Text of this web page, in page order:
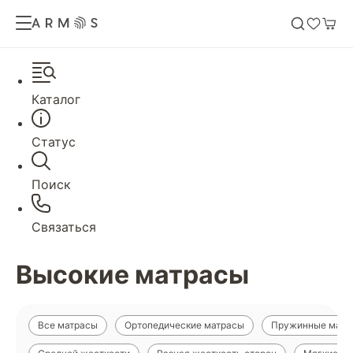
Каталог
Статус
Поиск
Связаться
Высокие матрасы
Все матрасы Ортопедические матрасы Пружинные